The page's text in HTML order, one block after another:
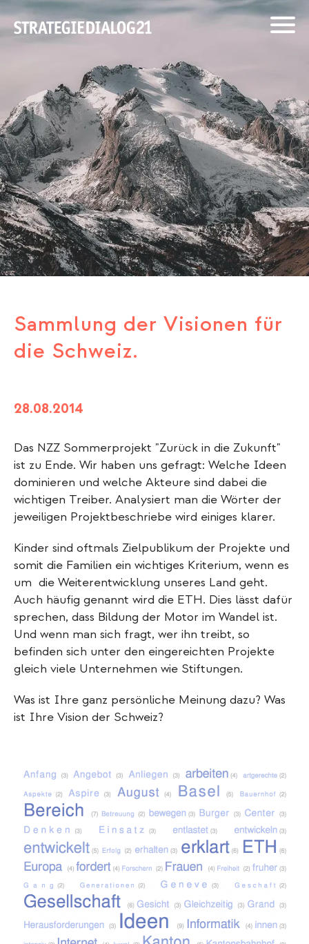
Sammlung der Visionen für
die Schweiz.
28.08.2014
Das NZZ Sommerprojekt "Zurück in die Zukunft"
ist zu Ende. Wir haben uns gefragt: Welche Ideen
dominieren und welche Akteure sind dabei die
wichtigen Treiber. Analysiert man die Wörter der
jeweiligen Projektbeschriebe wird einiges klarer.
Kinder sind oftmals Zielpublikum der Projekte und
somit die Familien ein wichtiges Kriterium, wenn es
um die Weiterentwicklung unseres Land geht.
Auch häufig genannt wird die ETH. Dies lässt dafür
sprechen, dass Bildung der Motor im Wandel ist.
Und wenn man sich fragt, wer ihn treibt, so
befinden sich unter den eingereichten Projekte
gleich viele Unternehmen wie Stiftungen.
Was ist Ihre ganz persönliche Meinung dazu? Was
ist Ihre Vision der Schweiz?